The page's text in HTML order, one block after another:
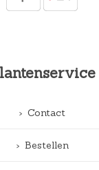
Contact
Bestellen